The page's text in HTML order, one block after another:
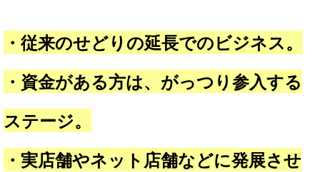
・従来のせどりの延長でのビジネス。
・資金がある方は、がっつり参入する
ステージ。
・実店舗やネット店舗などに発展させ